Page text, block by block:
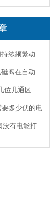
要多少伏的电